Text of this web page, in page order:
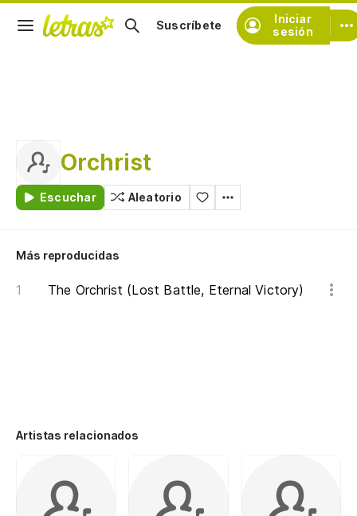
Iniciar
sesión
Suscríbete
Orchrist
Escuchar Aleatorio
Más reproducidas
The Orchrist (Lost Battle, Eternal Victory)
Artistas relacionados